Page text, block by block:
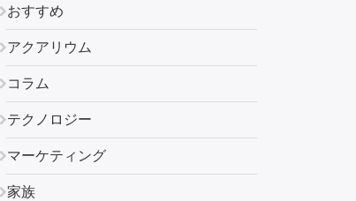
おすすめ
アクアリウム
コラム
テクノロジー
マーケティング
家族